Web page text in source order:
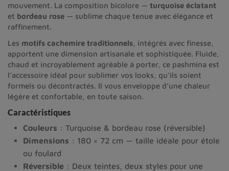
mouvement. La composition bicolore — turquoise éclatant
et bordeau rose — sublime chaque tenue avec élégance et
raffinement.
Les motifs cachemire traditionnels , intégrés avec finesse,
apportent une dimension artisanale et sophistiquée. Fluide,
chaud et incroyablement agréable à porter, ce pashmina est
l’accessoire idéal pour sublimer vos looks, qu’ils soient
formels ou décontractés. Il vous enveloppe d’une chaleur
légère et confortable, en toute saison.
Caractéristiques
Couleurs : Turquoise & bordeau rose (réversible)
Dimensions : 180 × 72 cm — taille idéale pour étole
ou foulard
Réversible : Deux teintes, deux styles pour une